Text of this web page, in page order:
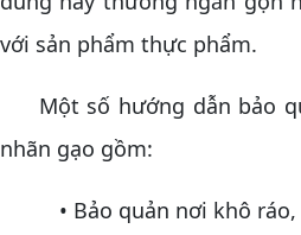
với sản phẩm thực phẩm.
Một số hướng dẫn bảo
nhãn gạo gồm:
• Bảo quản nơi khô ráo,